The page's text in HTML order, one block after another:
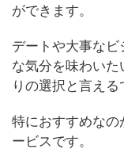
ができます。
デートや大事な
な気分を味わい
りの選択と言える
特におすすめなの
ービスです。